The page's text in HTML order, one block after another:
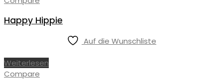
Happy Hippie
Auf die Wunschliste
Weiterlesen
Compare